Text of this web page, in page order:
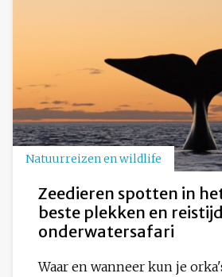
Natuurreizen en wildlife
Zeedieren spotten in
beste plekken en
onderwatersafari
Waar en wanneer kun je